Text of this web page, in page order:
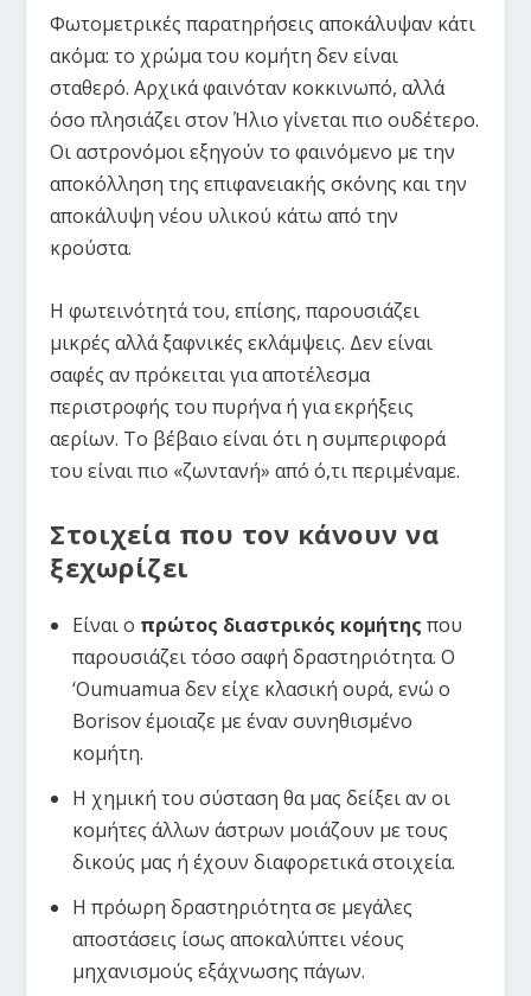
Φωτομετρικές παρατηρήσεις αποκάλυψαν κάτι
ακόμα: το χρώμα του κομήτη δεν είναι
σταθερό. Αρχικά φαινόταν κοκκινωπό, αλλά
όσο πλησιάζει στον Ήλιο γίνεται πιο ουδέτερο.
Οι αστρονόμοι εξηγούν το φαινόμενο με την
αποκόλληση της επιφανειακής σκόνης και την
αποκάλυψη νέου υλικού κάτω από την
κρούστα.
Η φωτεινότητά του, επίσης, παρουσιάζει
μικρές αλλά ξαφνικές εκλάμψεις. Δεν είναι
σαφές αν πρόκειται για αποτέλεσμα
περιστροφής του πυρήνα ή για εκρήξεις
αερίων. Το βέβαιο είναι ότι η συμπεριφορά
του είναι πιο «ζωντανή» από ό,τι περιμέναμε.
Στοιχεία που τον κάνουν να
ξεχωρίζει
Είναι ο πρώτος διαστρικός κομήτης που
παρουσιάζει τόσο σαφή δραστηριότητα. Ο
‘Oumuamua δεν είχε κλασική ουρά, ενώ ο
Borisov έμοιαζε με έναν συνηθισμένο
κομήτη.
Η χημική του σύσταση θα μας δείξει αν οι
κομήτες άλλων άστρων μοιάζουν με τους
δικούς μας ή έχουν διαφορετικά στοιχεία.
Η πρόωρη δραστηριότητα σε μεγάλες
αποστάσεις ίσως αποκαλύπτει νέους
μηχανισμούς εξάχνωσης πάγων.